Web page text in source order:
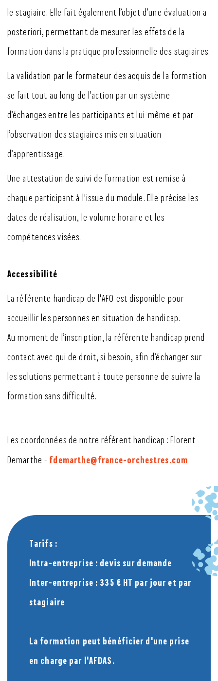
le stagiaire. Elle fait également l’objet d’une évaluation a
posteriori, permettant de mesurer les effets de la
formation dans la pratique professionnelle des stagiaires.
La validation par le formateur des acquis de la formation
se fait tout au long de l’action par un système
d’échanges entre les participants et lui-même et par
l’observation des stagiaires mis en situation
d’apprentissage.
Une attestation de suivi de formation est remise à
chaque participant à l'issue du module. Elle précise les
dates de réalisation, le volume horaire et les
compétences visées.
Accessibilité
La référente handicap de l'AFO est disponible pour
accueillir les personnes en situation de handicap.
Au moment de l’inscription, la référente handicap prend
contact avec qui de droit, si besoin, afin d’échanger sur
les solutions permettant à toute personne de suivre la
formation sans difficulté.
Les coordonnées de notre référent handicap : Florent
Demarthe - fdemarthe@france-orchestres.com
Tarifs :
Intra-entreprise : devis sur demande
Inter-entreprise : 335 € HT par jour et par
stagiaire
La formation peut bénéficier d'une prise
en charge par l'AFDAS.